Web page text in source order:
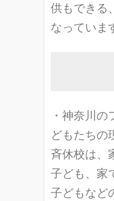
供もできる
なっていま
・神奈川
どもたちの
斉休校は、
子ども、家
子どもなど